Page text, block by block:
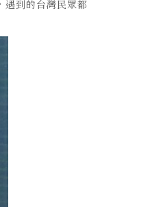
遇到的台灣民眾都